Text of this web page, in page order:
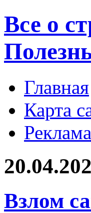
Все о
Главная
Карта
Реклама
Взлом